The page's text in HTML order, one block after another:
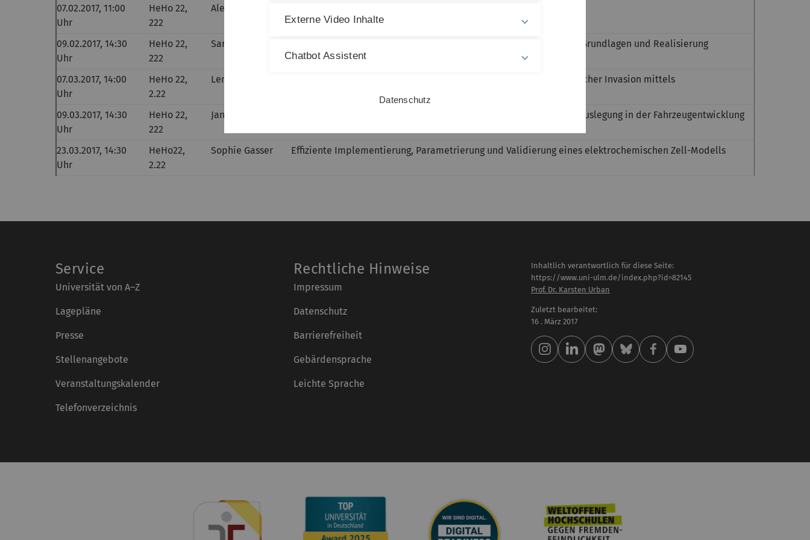
07.02.2017, 11:00
Uhr
HeHo 22,
222
Alexander Dürr
09.02.2017, 14:30
Uhr
HeHo 22,
222
Sarah Klohr Bild- und Videokompression mit JPEG und MPEG - Mathematische Grundlagen und Realisierung
07.03.2017, 14:00
Uhr
HeHo 22,
2.22
Lena Buck
Vorstellung der Bachelorarbeit über die Modellierung von biologischer Invasion mittels
Diffusionsgleichungen
09.03.2017, 14:30
Uhr
HeHo 22,
222
Janina Anderer Anwendung von Lösungsraummethoden für die Funktionale Grundauslegung in der Fahrzeugentwicklung
23.03.2017, 14:30
Uhr
HeHo22,
2.22
Sophie Gasser Effiziente Implementierung, Parametrierung und Validierung eines elektrochemischen Zell-Modells
Service
Universität von A–Z
Lagepläne
Presse
Stellenangebote
Veranstaltungskalender
Telefonverzeichnis
Rechtliche Hinweise
Impressum
Datenschutz
Barrierefreiheit
Gebärdensprache
Leichte Sprache
Inhaltlich verantwortlich für diese Seite:
https://www.uni-ulm.de/index.php?id=82145
Prof. Dr. Karsten Urban
Zuletzt bearbeitet:
16 . März 2017
Externe Video Inhalte
Chatbot Assistent
Datenschutz